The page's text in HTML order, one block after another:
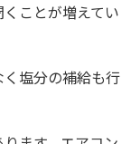
ことが増えてい
塩分の補給も行